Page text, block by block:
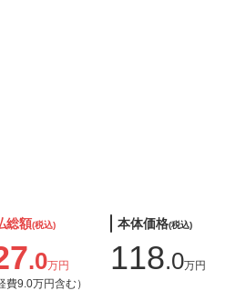
総額(税込)
.0万円
費9.0万円含む）
本体価格(税込)
118.0万円